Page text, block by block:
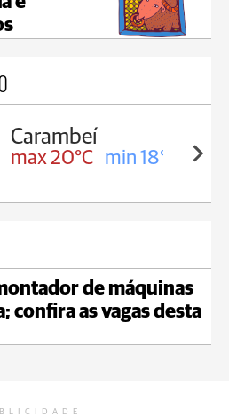
Carambeí
max 20°C min 18°C
de máquinas
confira as vagas desta